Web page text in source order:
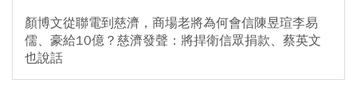
顏博文從聯電到慈濟，商場老將為何會信陳昱瑄李易
儒、豪給10億？慈濟發聲：將捍衛信眾捐款、蔡英文
也說話